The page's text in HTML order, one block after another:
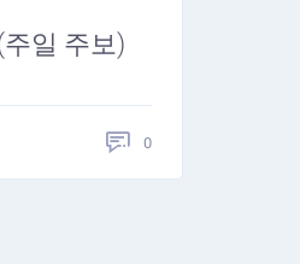
주일 주보)
0